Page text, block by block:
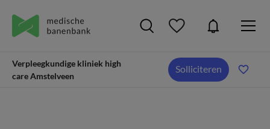
Verpleegkundige kliniek high
care Amstelveen
Solliciteren